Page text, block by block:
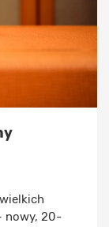
nowy, 20-